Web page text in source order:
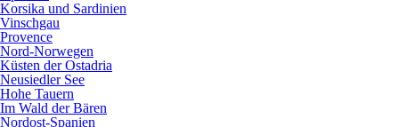
Korsika und Sardinien
Vinschgau
Provence
Nord-Norwegen
Küsten der Ostadria
Neusiedler See
Hohe Tauern
Im Wald der Bären
Nordost-Spanien